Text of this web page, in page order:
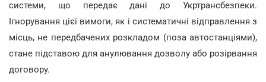
системи, що передає дані до Укртрансбезпеки.
Ігнорування цієї вимоги, як і систематичні відправлення з
місць, не передбачених розкладом (поза автостанціями),
стане підставою для анулювання дозволу або розірвання
договору.